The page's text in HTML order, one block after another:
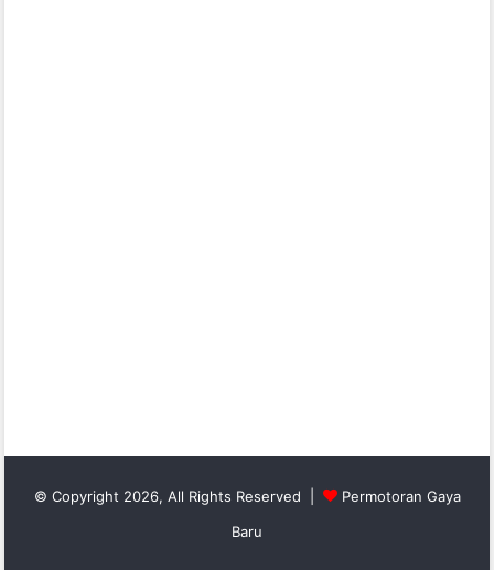
© Copyright 2026, All Rights Reserved |
Permotoran Gaya
Baru